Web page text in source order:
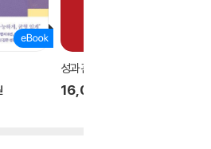
성과관리 답을 찾다
16,000